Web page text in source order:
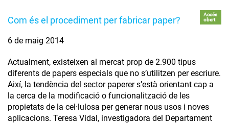
Com és el procediment per fabricar paper?
Accés
obert
6 de maig 2014
Actualment, existeixen al mercat prop de 2.900 tipus
diferents de papers especials que no s’utilitzen per escriure.
Així, la tendència del sector paperer s’està orientant cap a
la cerca de la modificació o funcionalització de les
propietats de la cel·lulosa per generar nous usos i noves
aplicacions. Teresa Vidal, investigadora del Departament